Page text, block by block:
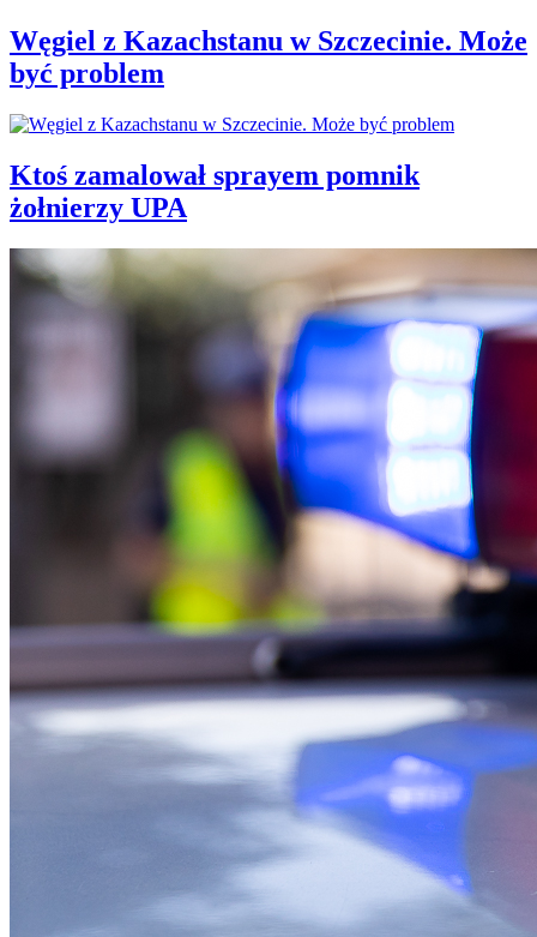
Węgiel z Kazachstanu w Szczecinie. Może
być problem
Ktoś zamalował sprayem pomnik
żołnierzy UPA